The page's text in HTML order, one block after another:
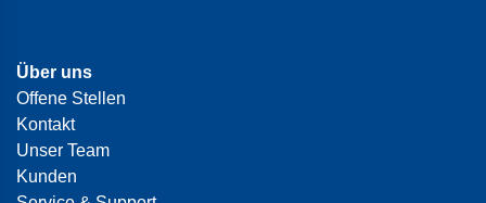
Über uns
Offene Stellen
Kontakt
Unser Team
Kunden